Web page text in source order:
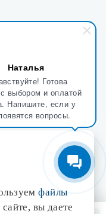
Наталья
Готова
выбором и оплатой
Напишите, если у
вопросы.
файлы
вы даете